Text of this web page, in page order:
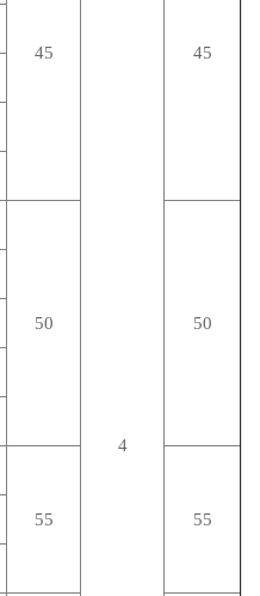
45
4
45
50 50
55 55